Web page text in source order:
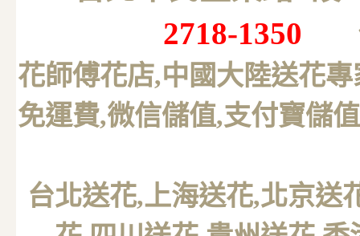
2718-1350
花師傅花店,中國大陸送花
免運費,微信儲值,支付寶儲
台北送花,上海送花,北京送